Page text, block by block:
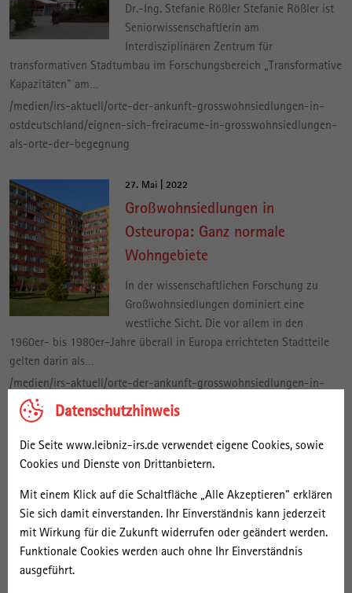
Datenschutzhinweis
Die Seite www.leibniz-irs.de verwendet eigene Cookies, sowie
Cookies und Dienste von Drittanbietern.
Mit einem Klick auf die Schaltfläche „Alle Akzeptieren“ erklären
Sie sich damit einverstanden. Ihr Einverständnis kann jederzeit
mit Wirkung für die Zukunft widerrufen oder geändert werden.
Funktionale Cookies werden auch ohne Ihr Einverständnis
ausgeführt.
Dr.-Ing. Stefanie Rößler Stefanie Rößler ist
Seniorwissenschaftlerin am
Interdisziplinären Zentrum für
transformativen Stadtumbau im Forschungsbereich „Transformative
Kapazitäten" am…
/medien/irs-aktuell/orte-der-ankunft-grosswohnsiedlungen-in-
ostdeutschland/eignen-sich-freiraeume-in-grosswohnsiedlungen-
als-orte-der-begegnung
27. Mai | 2022
Großwohnsiedlungen in
Osteuropa: Ganz normale
Wohngebiete
In der wissenschaftlichen Forschung zu
Großwohnsiedlungen dominiert eine
westliche Sicht. Die vor allem in den
1960er- bis 1980er-Jahre überall in Europa errichteten Stadtteile
gelten darin als…
/medien/irs-aktuell/orte-der-ankunft-grosswohnsiedlungen-in-
ostdeutschland/grosswohnsiedlungen-in-osteuropa-ganz-
normale-wohngebiete
27. Mai | 2022
kommunalen Integrationsarbeit
am Beispiel von Schwerin, Halle
und Cottbus